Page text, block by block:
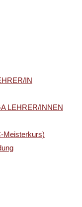
IN
LEHRER/INNEN
Meisterkurs)